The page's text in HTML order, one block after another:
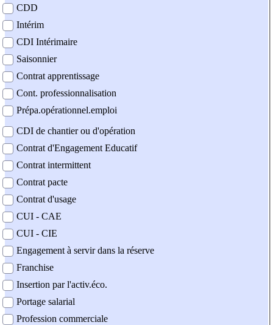
CDD
Intérim
CDI Intérimaire
Saisonnier
Contrat apprentissage
Cont. professionnalisation
Prépa.opérationnel.emploi
CDI de chantier ou d'opération
Contrat d'Engagement Educatif
Contrat intermittent
Contrat pacte
Contrat d'usage
CUI - CAE
CUI - CIE
Engagement à servir dans la réserve
Franchise
Insertion par l'activ.éco.
Portage salarial
Profession commerciale